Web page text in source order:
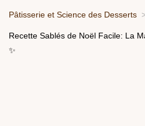
Pâtisserie et Science des Desserts
Recette Sablés de Noël Facile: La
✨